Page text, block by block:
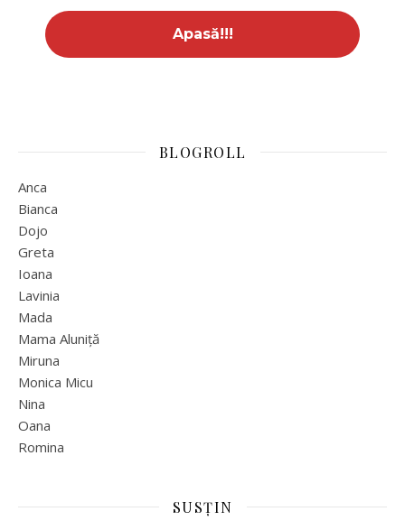
BLOGROLL
Anca
Bianca
Dojo
Greta
Ioana
Lavinia
Mada
Mama Aluniță
Miruna
Monica Micu
Nina
Oana
Romina
SUSȚIN